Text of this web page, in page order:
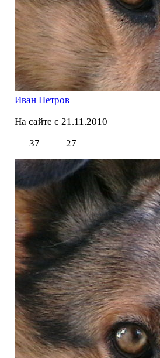
Иван Петров
На сайте с 21.11.2010
37
27